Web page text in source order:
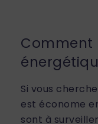
Comment
Si vous
est économe
sont à